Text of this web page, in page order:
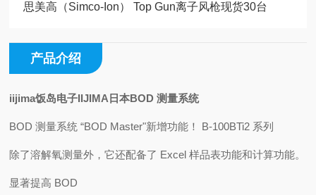
思美高（Simco-Ion） Top Gun离子风枪现货30台
产品介绍
iijima饭岛电子IIJIMA日本BOD 测量系统
BOD 测量系统 “BOD Master"新增功能！ B-100BTi2 系列
除了溶解氧测量外，它还配备了 Excel 样品表功能和计算功能。
显著提高 BOD